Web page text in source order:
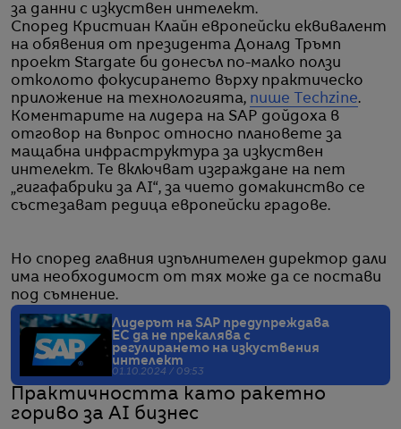
за данни с изкуствен интелект.
Според Кристиан Клайн европейски еквивалент
на обявения от президента Доналд Тръмп
проект Stargate би донесъл по-малко ползи
отколото фокусирането върху практическо
приложение на технологията, пише Techzine.
Коментарите на лидера на SAP дойдоха в
отговор на въпрос относно плановете за
мащабна инфраструктура за изкуствен
интелект. Те включват изграждане на пет
„гигафабрики за AI“, за чието домакинство се
състезават редица европейски градове.
Но според главния изпълнителен директор дали
има необходимост от тях може да се постави
под съмнение.
Лидерът на SAP предупреждава
ЕС да не прекалява с
регулирането на изкуствения
интелект
01.10.2024 / 09:53
Практичността като ракетно
гориво за AI бизнес